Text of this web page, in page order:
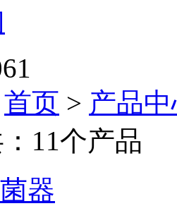
首页 > 产品
11个产品
器